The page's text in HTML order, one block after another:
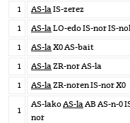
1
AS-laIS-zerez
1
AS-laLO-edo IS-nor IS-
1
AS-laX0 AS-bait
1
AS-laZR-nor AS-la
1
AS-laZR-noren IS-nor X0
1
AS-lakoAS-laAB AS-n-0
nor